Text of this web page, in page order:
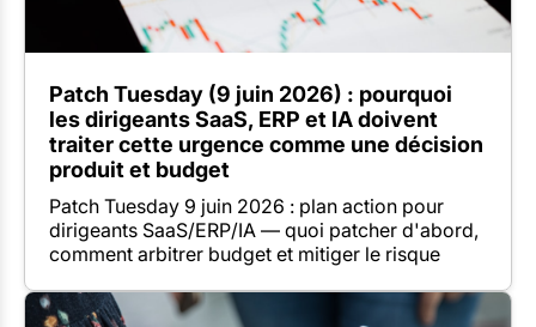
Patch Tuesday (9 juin 2026) : pourquoi
les dirigeants SaaS, ERP et IA doivent
traiter cette urgence comme une décision
produit et budget
Patch Tuesday 9 juin 2026 : plan action pour
dirigeants SaaS/ERP/IA — quoi patcher d'abord,
comment arbitrer budget et mitiger le risque